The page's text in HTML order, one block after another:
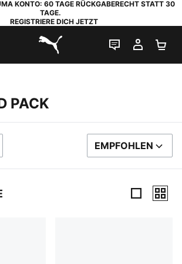
KONTO: 60 TAGE RÜCKGABERECHT STATT 30
TAGE.
REGISTRIERE DICH JETZT
PUMA.com
LIVE-CHAT
MEIN
PACK
SORTIEREN NACH
EMPFOHLEN